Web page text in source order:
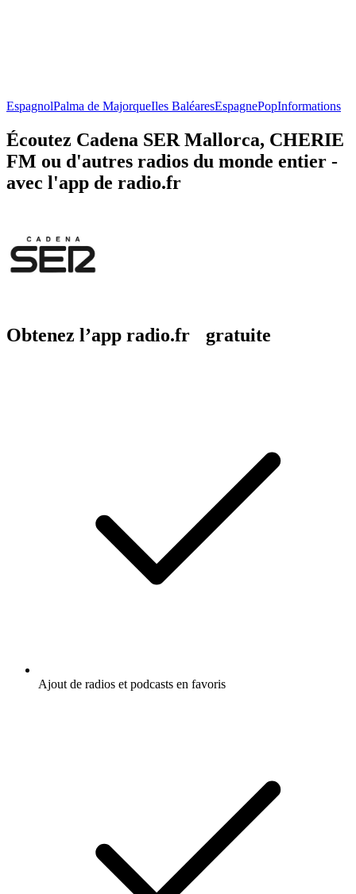
EspagnolPalma de MajorqueIles BaléaresEspagnePopInformations
Écoutez Cadena SER Mallorca, CHERIE
FM ou d'autres radios du monde entier -
avec l'app de radio.fr
Obtenez l’app radio.fr gratuite
Ajout de radios et podcasts en favoris